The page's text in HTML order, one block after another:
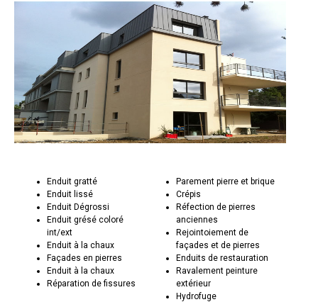
Enduit gratté
Enduit lissé
Enduit Dégrossi
Enduit grésé coloré
int/ext
Enduit à la chaux
Façades en pierres
Enduit à la chaux
Réparation de fissures
Parement pierre et brique
Crépis
Réfection de pierres
anciennes
Rejointoiement de
façades et de pierres
Enduits de restauration
Ravalement peinture
extérieur
Hydrofuge